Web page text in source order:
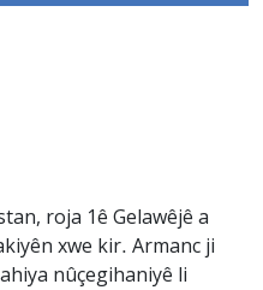
roja 1ê Gelawêjê a
xwe kir. Armanc ji
nûçegihaniyê li